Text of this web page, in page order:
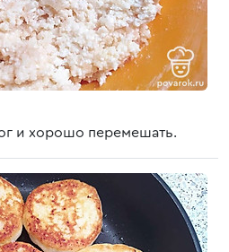
и хорошо перемешать.